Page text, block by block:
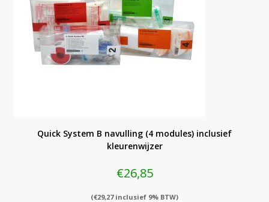
Quick System B navulling (4 modules) inclusief
kleurenwijzer
€26,85
(€29,27inclusief 9% BTW)